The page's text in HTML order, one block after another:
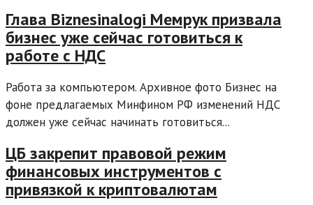
Глава Biznesinalogi Мемрук призвала
бизнес уже сейчас готовиться к
работе с НДС
Работа за компьютером. Архивное фото Бизнес на
фоне предлагаемых Минфином РФ изменений НДС
должен уже сейчас начинать готовиться...
ЦБ закрепит правовой режим
финансовых инструментов с
привязкой к криптовалютам